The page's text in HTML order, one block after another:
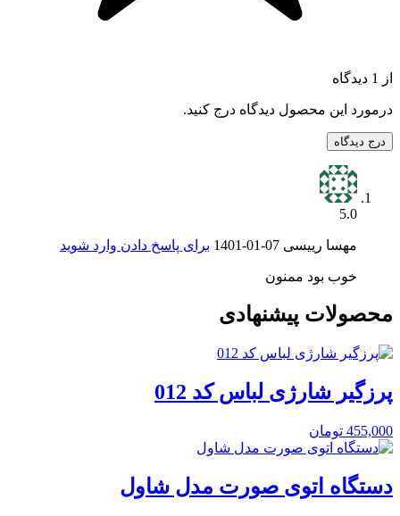
از 1 دیدگاه
درمورد این محصول دیدگاه درج کنید.
درج دیدگاه
5.0
مهسا رییسی 1401-01-07 برای پاسخ دادن وارد شوید
خوب بود ممنون
محصولات پیشنهادی
پرزگیر شارژی لباس کد 012
455,000 تومان
دستگاه اتوی صورت مدل شاول